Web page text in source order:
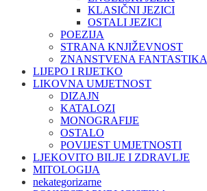
KLASIČNI JEZICI
OSTALI JEZICI
POEZIJA
STRANA KNJIŽEVNOST
ZNANSTVENA FANTASTIKA
LIJEPO I RIJETKO
LIKOVNA UMJETNOST
DIZAJN
KATALOZI
MONOGRAFIJE
OSTALO
POVIJEST UMJETNOSTI
LJEKOVITO BILJE I ZDRAVLJE
MITOLOGIJA
nekategorizarne